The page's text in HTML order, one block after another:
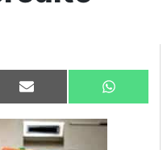
Compartir
en
Email
en